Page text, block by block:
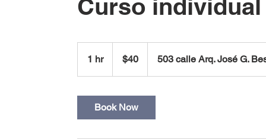
Curso individual
1 hr1
h
dollars$40 503 calle Arq. José G.
Book Now